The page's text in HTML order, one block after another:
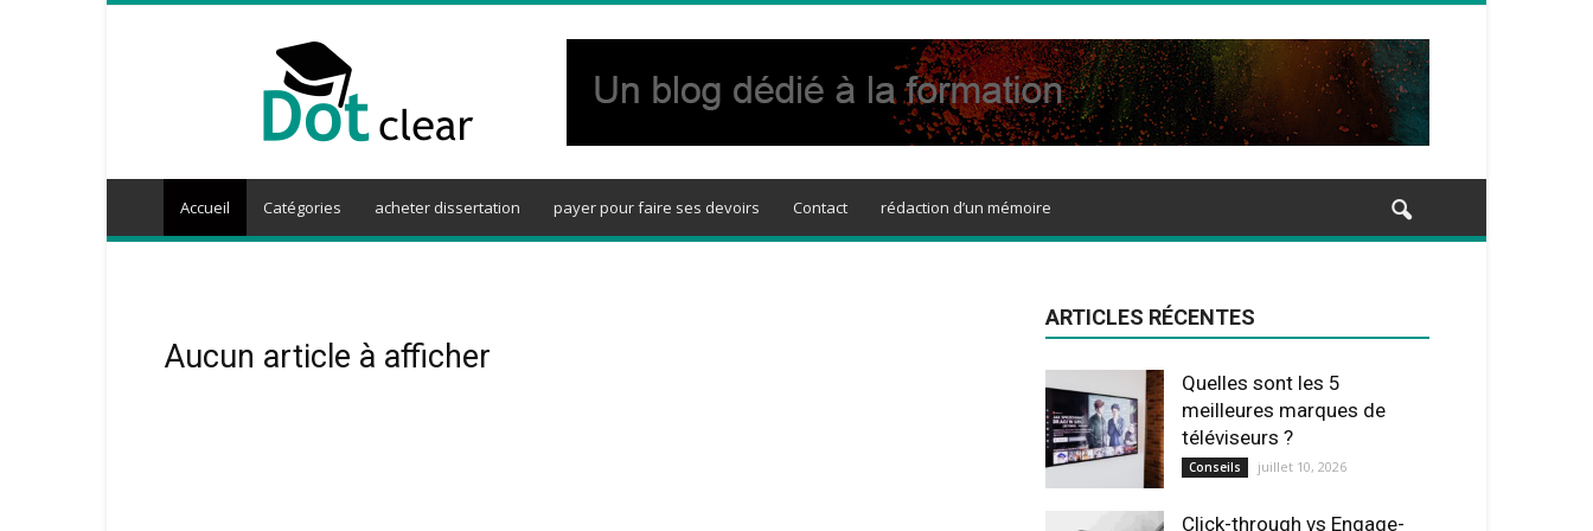
Dotclear
Accueil Catégories acheter dissertation payer pour faire ses devoirs Contact rédaction d’un mémoire
Aucun article à afficher
ARTICLES RÉCENTES
Quelles sont les 5
meilleures marques de
téléviseurs ?
Conseils juillet 10, 2026
Click-through vs Engage-